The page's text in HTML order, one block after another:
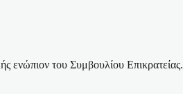
ενώπιον του Συμβουλίου Επικρατείας.